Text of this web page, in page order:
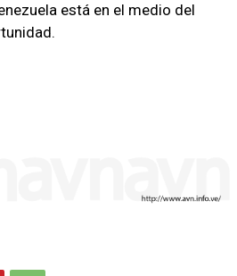
está en el medio del